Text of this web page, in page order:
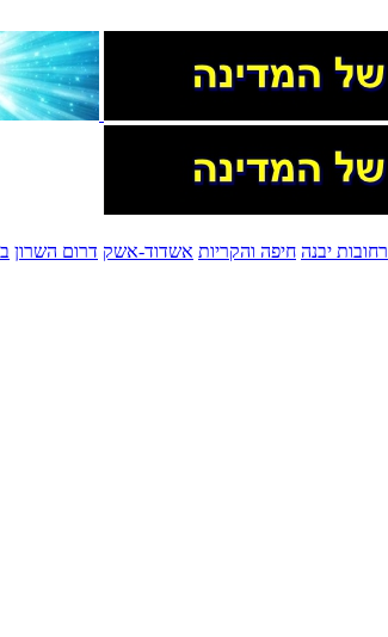
רחובות יבנה חיפה והקריות אשדוד-אשק דרום השרון